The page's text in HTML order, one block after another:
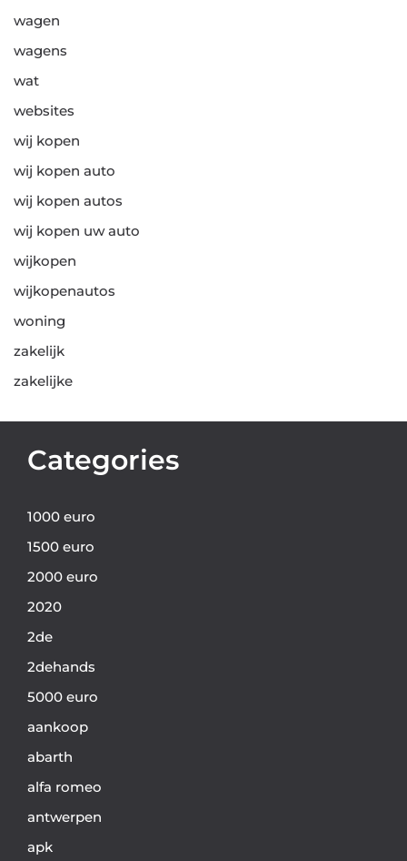
wagen
wagens
wat
websites
wij kopen
wij kopen auto
wij kopen autos
wij kopen uw auto
wijkopen
wijkopenautos
woning
zakelijk
zakelijke
Categories
1000 euro
1500 euro
2000 euro
2020
2de
2dehands
5000 euro
aankoop
abarth
alfa romeo
antwerpen
apk